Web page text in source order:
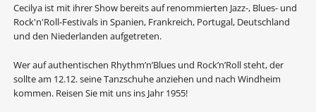
Cecilya ist mit ihrer Show bereits auf renommierten Jazz-, Blues- und
Rock'n'Roll-Festivals in Spanien, Frankreich, Portugal, Deutschland
und den Niederlanden aufgetreten.
Wer auf authentischen Rhythm’n’Blues und Rock’n’Roll steht, der
sollte am 12.12. seine Tanzschuhe anziehen und nach Windheim
kommen. Reisen Sie mit uns ins Jahr 1955!